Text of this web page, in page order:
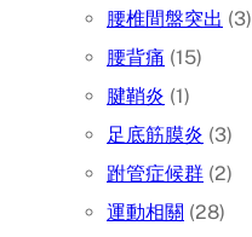
腰椎間盤突出 (3)
腰背痛 (15)
腱鞘炎 (1)
足底筋膜炎 (3)
跗管症候群 (2)
運動相關 (28)